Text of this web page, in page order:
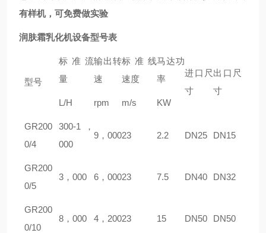
有样机，可免费做实验
润肤霜乳化机设备型号表
型号
标准流
量
L/H
输出转
速
rpm
标准线
速度
m/s
马达功
率
KW
进口尺
寸
出口尺
寸
GR200
0/4
300-1，
000
9，00023 2.2 DN25 DN15
GR200
0/5
3，000 6，00023 7.5 DN40 DN32
GR200
0/10
8，000 4，20023 15 DN50 DN50